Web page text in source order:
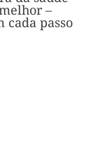
–
cada passo